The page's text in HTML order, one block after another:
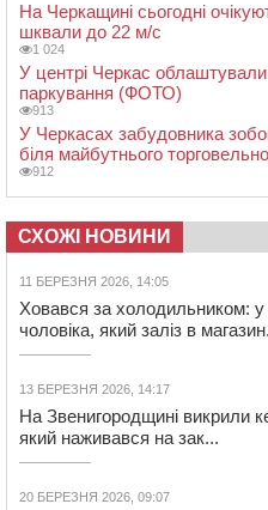
На Черкащині сьогодні
шквали до 22 м/с
1 024
У центрі Черкас
паркування (ФОТО)
913
У Черкасах забудовника
біля майбутнього
912
СХОЖІ НОВИНИ
11 БЕРЕЗНЯ 2026, 14:05
Ховався за холодильником:
чоловіка, який заліз в
13 БЕРЕЗНЯ 2026, 14:17
На Звенигородщині викрили
який наживався на зак...
20 БЕРЕЗНЯ 2026, 09:07